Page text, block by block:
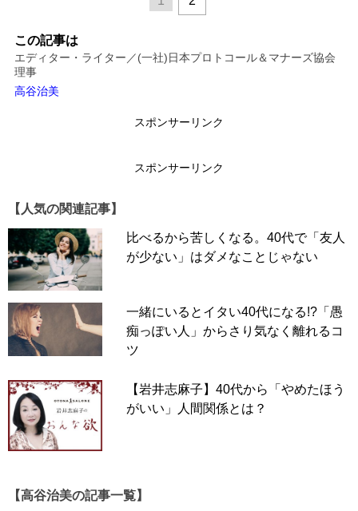
この記事は
エディター・ライター／(一社)日本プロトコール＆マナーズ協会
理事
高谷治美
スポンサーリンク
スポンサーリンク
【人気の関連記事】
比べるから苦しくなる。40代で「友人
が少ない」はダメなことじゃない
一緒にいるとイタい40代になる!?「愚
痴っぽい人」からさり気なく離れるコ
ツ
【岩井志麻子】40代から「やめたほう
がいい」人間関係とは？
【高谷治美の記事一覧】